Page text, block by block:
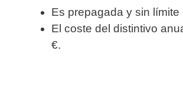
Es prepagada y sin límite
El coste del distintivo
€.